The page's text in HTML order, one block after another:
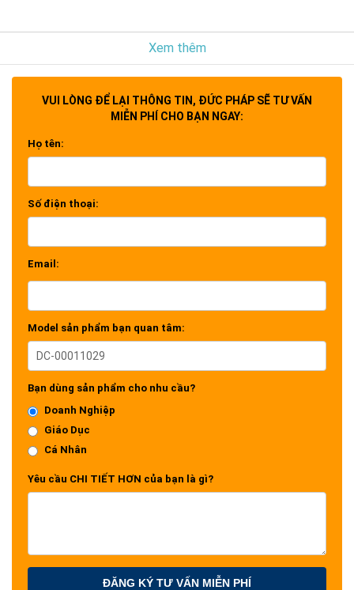
Xem thêm
VUI LÒNG ĐỂ LẠI THÔNG TIN, ĐỨC PHÁP SẼ TƯ VẤN
MIỄN PHÍ CHO BẠN NGAY:
Họ tên:
Số điện thoại:
Email:
Model sản phẩm bạn quan tâm:
Bạn dùng sản phẩm cho nhu cầu?
Doanh Nghiệp
Giáo Dục
Cá Nhân
Yêu cầu CHI TIẾT HƠN của bạn là gì?
ĐĂNG KÝ TƯ VẤN MIỄN PHÍ